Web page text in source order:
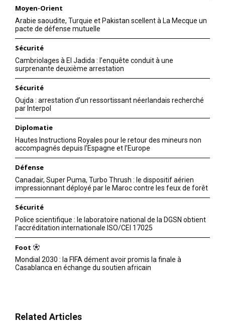
Moyen-Orient
Arabie saoudite, Turquie et Pakistan scellent à La Mecque un
pacte de défense mutuelle
Sécurité
Cambriolages à El Jadida : l’enquête conduit à une
surprenante deuxième arrestation
Sécurité
Oujda : arrestation d’un ressortissant néerlandais recherché
par Interpol
Diplomatie
Hautes Instructions Royales pour le retour des mineurs non
accompagnés depuis l’Espagne et l’Europe
Défense
Canadair, Super Puma, Turbo Thrush : le dispositif aérien
impressionnant déployé par le Maroc contre les feux de forêt
Sécurité
Police scientifique : le laboratoire national de la DGSN obtient
l’accréditation internationale ISO/CEI 17025
Foot
Mondial 2030 : la FIFA dément avoir promis la finale à
Casablanca en échange du soutien africain
Related Articles